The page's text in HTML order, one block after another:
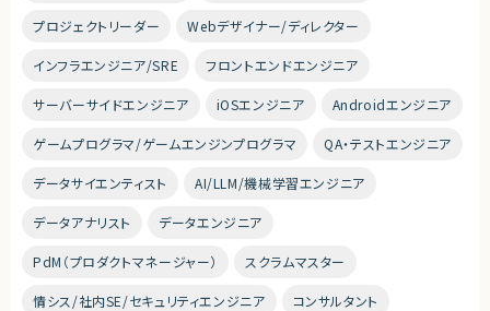
プロジェクトリーダー Webデザイナー/ディレクター
インフラエンジニア/SRE フロントエンドエンジニア
サーバーサイドエンジニア iOSエンジニア Androidエンジニア
ゲームプログラマ/ゲームエンジンプログラマ QA・テストエンジニア
データサイエンティスト AI/LLM/機械学習エンジニア
データアナリスト データエンジニア
PdM（プロダクトマネージャー） スクラムマスター
情シス/社内SE/セキュリティエンジニア コンサルタント